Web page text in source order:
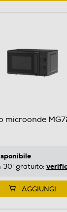
microonde
30' gratuito:
AGGIUNGI